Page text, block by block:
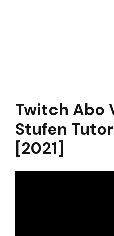
Twitch Abo
Stufen
[2021]